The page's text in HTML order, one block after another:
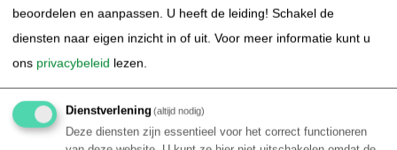
Vrije dag in Porto de Galinhas. Tijdens je verblijf kun je
heerlijk genieten van deze sfeervolle badplaats met
prachtige stranden, natuurlijke zwembaden en gezellige
beoordelen en aanpassen. U heeft de leiding! Schakel de
diensten naar eigen inzicht in of uit. Voor meer informatie kunt u
ons privacybeleid lezen.
Dienstverlening(altijd nodig)
Deze diensten zijn essentieel voor het correct functioneren